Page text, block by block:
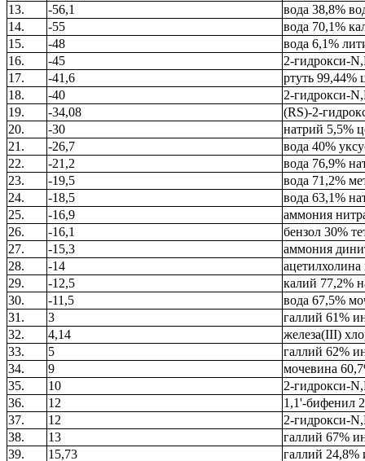
13.
-56,1
вода 38,8%
14.
-55
вода 70,1%
15.
-48
вода 6,1%
16.
-45
2-гидрокси-
17.
-41,6
ртуть 99,44%
18.
-40
2-гидрокси-
19.
-34,08
(RS)-2-
20.
-30
натрий 5,5%
21.
-26,7
вода 40%
22.
-21,2
вода 76,9%
23.
-19,5
вода 71,2%
24.
-18,5
вода 63,1%
25.
-16,9
аммония
26.
-16,1
бензол 30%
27.
-15,3
аммония
28.
-14
29.
-12,5
калий 77,2%
30.
-11,5
вода 67,5%
31.
3
галлий 61%
32.
4,14
железа(III)
33.
5
галлий 62%
34.
9
мочевина
35.
10
2-гидрокси-
36.
12
1,1'-бифенил
37.
12
2-гидрокси-
38.
13
галлий 67%
39.
15,73
галлий 24,8%